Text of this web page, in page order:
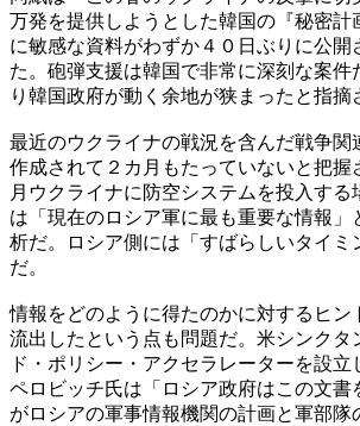
万発を提供しようとした韓国の『秘密計
に敏感な資料がわずか４０日ぶりに公開
た。砲弾支援は韓国で非常に深刻な案件
り韓国政府が動く余地が狭まったと指摘
最近のウクライナの戦況を含んだ戦争関
作成されて２カ月もたっていないと把握
月ウクライナに防空システムを投入する
は「現在のロシア軍に最も重要な情報」
析だ。ロシア側には「すばらしいタイミ
だ。
情報をどのように得たのかに対するヒン
流出したという点も問題だ。米シンクタ
ド・ポリシー・アクセラレーターを設
ペロビッチ氏は「ロシア政府はこの文書
がロシアの軍事情報機関の計画と軍部隊